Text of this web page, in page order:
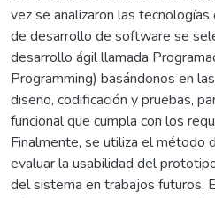
vez se analizaron las
de desarrollo de software se
desarrollo ágil llamada
Programming) basándonos en
diseño, codificación y pruebas,
funcional que cumpla con los
Finalmente, se utiliza el método
evaluar la usabilidad del
del sistema en trabajos futuros.